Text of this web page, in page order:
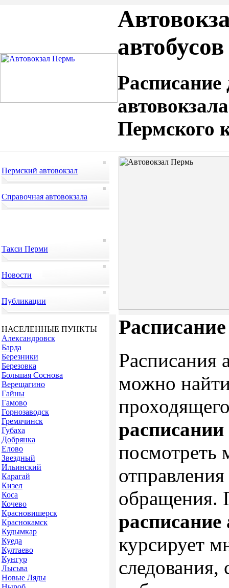
автобусов
Расписание
Пермского
Пермский автовокзал
Справочная автовокзала
Такси Перми
Новости
Публикации
НАСЕЛЕННЫЕ ПУНКТЫ
Александровск
Барда
Березники
Березовка
Большая Соснова
Верещагино
Гайны
Гамово
Горнозаводск
Гремячинск
Губаха
Добрянка
Елово
Звездный
Ильинский
Карагай
Кизел
Коса
Кочево
Красновишерск
Краснокамск
Кудымкар
Куеда
Култаево
Кунгур
Лысьва
Новые Ляды
Расписания
можно
расписании
посмотреть
обращения.
курсирует